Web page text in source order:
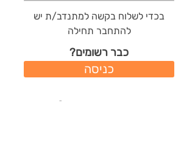
בכדי לשלוח בקשה למתנדב/ת יש
להתחבר תחילה
כבר רשומים?
כניסה
משתמשים חדשים?